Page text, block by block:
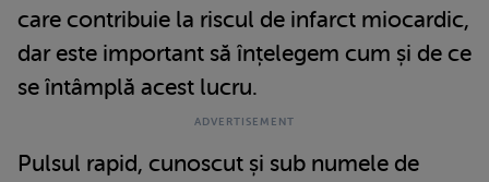
care contribuie la riscul de infarct miocardic,
dar este important să înțelegem cum și de ce
se întâmplă acest lucru.
Pulsul rapid, cunoscut și sub numele de